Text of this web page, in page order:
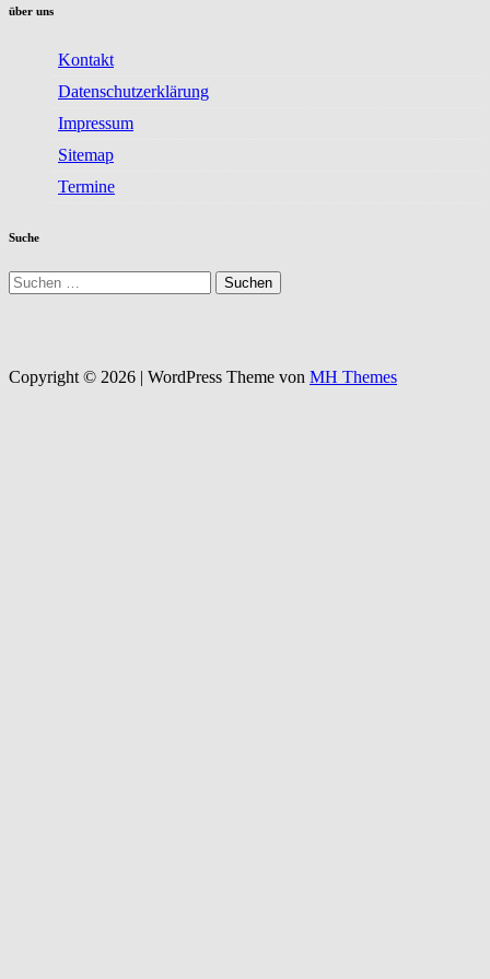
über uns
Kontakt
Datenschutzerklärung
Impressum
Sitemap
Termine
Suche
Suchen
nach:
Copyright © 2026 | WordPress Theme von MH Themes